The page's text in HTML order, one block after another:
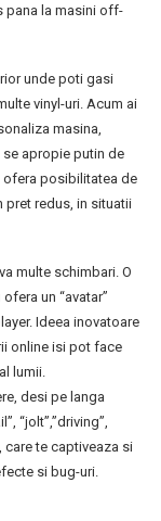
pana la masini off-
unde poti gasi
vinyl-uri. Acum ai
masina,
apropie putin de
ofera posibilitatea de
pret redus, in situatii
multe schimbari. O
un “avatar”
Ideea inovatoare
online isi pot face
lumii.
desi pe langa
“jolt”,”driving”,
care te captiveaza si
si bug-uri.